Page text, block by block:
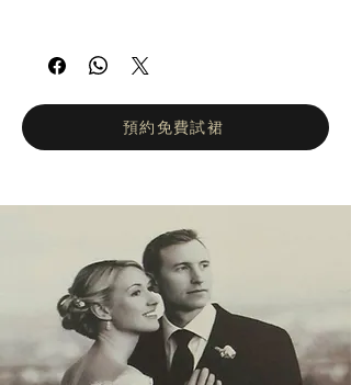
精神的年輕設計師。她於 2004 年在美國南加
州推出第一個婚紗系列，並自此成為婚紗界的
續驚豔全球的新娘與新郎，展現出令人讚嘆的
魅力。
預約免費試裙